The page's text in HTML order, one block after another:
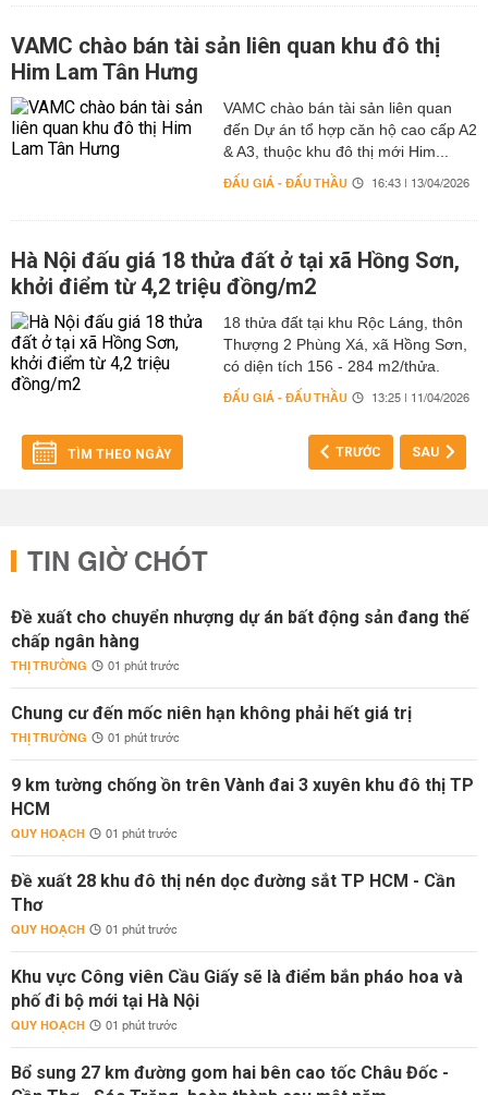
VAMC chào bán tài sản liên quan khu đô thị
Him Lam Tân Hưng
VAMC chào bán tài sản liên quan
đến Dự án tổ hợp căn hộ cao cấp A2
& A3, thuộc khu đô thị mới Him...
ĐẤU GIÁ - ĐẤU THẦU 16:43 | 13/04/2026
Hà Nội đấu giá 18 thửa đất ở tại xã Hồng Sơn,
khởi điểm từ 4,2 triệu đồng/m2
18 thửa đất tại khu Rộc Láng, thôn
Thượng 2 Phùng Xá, xã Hồng Sơn,
có diện tích 156 - 284 m2/thửa.
ĐẤU GIÁ - ĐẤU THẦU 13:25 | 11/04/2026
TÌM THEO NGÀY TRƯỚC SAU
TIN GIỜ CHÓT
Đề xuất cho chuyển nhượng dự án bất động sản đang thế
chấp ngân hàng
THỊ TRƯỜNG 01 phút trước
Chung cư đến mốc niên hạn không phải hết giá trị
THỊ TRƯỜNG 01 phút trước
9 km tường chống ồn trên Vành đai 3 xuyên khu đô thị TP
HCM
QUY HOẠCH 01 phút trước
Đề xuất 28 khu đô thị nén dọc đường sắt TP HCM - Cần
Thơ
QUY HOẠCH 01 phút trước
Khu vực Công viên Cầu Giấy sẽ là điểm bắn pháo hoa và
phố đi bộ mới tại Hà Nội
QUY HOẠCH 01 phút trước
Bổ sung 27 km đường gom hai bên cao tốc Châu Đốc -